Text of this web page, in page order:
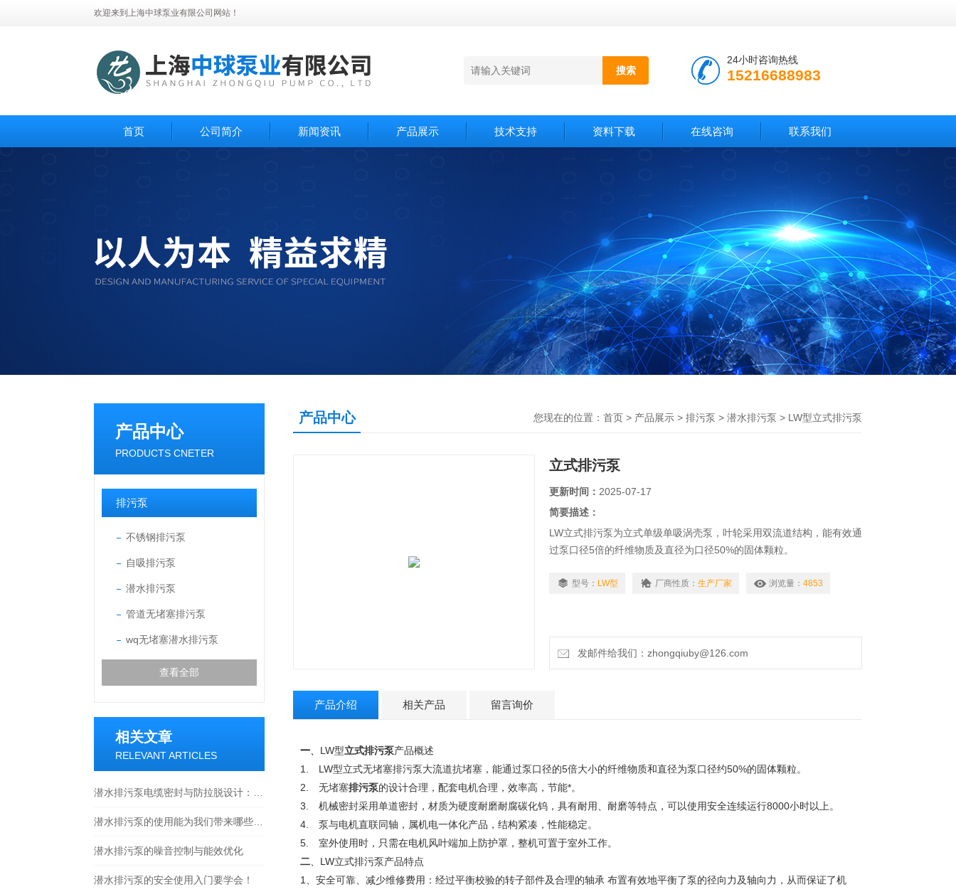
欢迎来到上海中球泵业有限公司网站！
24小时咨询热线
15216688983
首页 公司简介 新闻资讯 产品展示 技术支持 资料下载 在线咨询 联系我们
产品中心
PRODUCTS CNETER
排污泵
不锈钢排污泵
自吸排污泵
潜水排污泵
管道无堵塞排污泵
wq无堵塞潜水排污泵
查看全部
相关文章
RELEVANT ARTICLES
潜水排污泵的噪音控制与能效优化
潜水排污泵的安全使用入门要学会！
产品中心 您现在的位置： 首页 > 产品展示 > 排污泵 > 潜水排污泵 > LW型立式排污泵
立式排污泵
更新时间： 2025-07-17
简要描述：
LW立式排污泵为立式单级单吸涡壳泵，叶轮采用双流道结构，能有效通
过泵口径5倍的纤维物质及直径为口径50%的固体颗粒。
型号： LW型 厂商性质： 生产厂家 浏览量： 4853
发邮件给我们：zhongqiuby@126.com
产品介绍 相关产品 留言询价
一 LW型立式排污泵产品概述
1. LW型立式无堵塞排污泵大流道抗堵塞，能通过泵口径的5倍大小的纤维物质和直径为泵口径约50%的固体颗粒。
2. 无堵塞排污泵的设计合理，配套电机合理，效率高，节能*。
3. 机械密封采用单道密封，材质为硬度耐磨耐腐碳化钨，具有耐用、耐磨等特点，可以使用安全连续运行8000小时以上。
4. 泵与电机直联同轴，属机电一体化产品，结构紧凑，性能稳定。
5. 室外使用时，只需在电机风叶端加上防护罩，整机可置于室外工作。
二
LW立式排污泵产品特点
1、 安全可靠、减少维修费用：经过平衡校验的转子部件及合理的轴承 布置有效地平衡了泵的径向力及轴向力，从而保证了机